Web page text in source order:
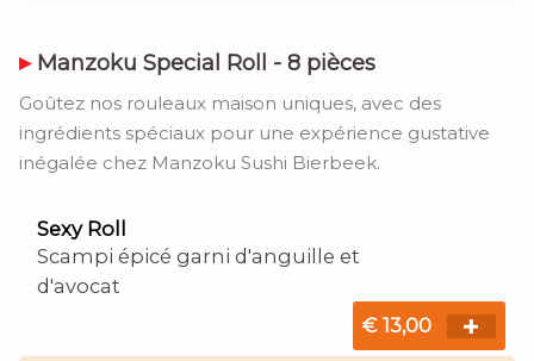
Manzoku Special Roll - 8 pièces
Goûtez nos rouleaux maison uniques, avec des
ingrédients spéciaux pour une expérience gustative
inégalée chez Manzoku Sushi Bierbeek.
Sexy Roll
Scampi épicé garni d'anguille et
d'avocat
€ 13,00